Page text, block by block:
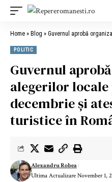
Home » Blog » Guvernul aprobă organizarea alegerilor
POLITIC
Guvernul
alegerilor
decembrie și
turistice în
Ultima Actualizare November 1,
Alexandru Robea